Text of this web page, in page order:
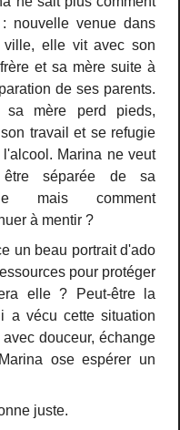
nouvelle venue dans
ville, elle vit avec son
et sa mère suite à
de ses parents.
sa mère perd pieds,
travail et se refugie
l'alcool. Marina ne veut
séparée de sa
mais comment
à mentir ?
un beau portrait d'ado
pour protéger
elle ? Peut-être la
a vécu cette situation
douceur, échange
ose espérer un
juste.